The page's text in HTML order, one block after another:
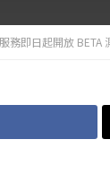
務即日起開放 BETA